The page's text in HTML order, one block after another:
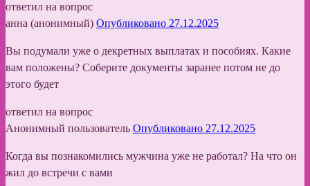
ответил на вопрос
анна (анонимный) Опубликовано 27.12.2025
Вы подумали уже о декретных выплатах и пособиях. Какие
вам положены? Соберите документы заранее потом не до
этого будет
ответил на вопрос
Анонимный пользователь Опубликовано 27.12.2025
Когда вы познакомились мужчина уже не работал? На что он
жил до встречи с вами